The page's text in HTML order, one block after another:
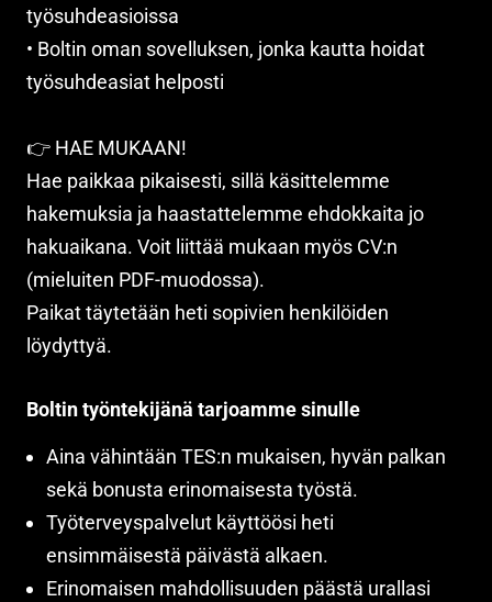
työsuhdeasioissa
• Boltin oman sovelluksen, jonka kautta hoidat
työsuhdeasiat helposti
👉 HAE MUKAAN!
Hae paikkaa pikaisesti, sillä käsittelemme
hakemuksia ja haastattelemme ehdokkaita jo
hakuaikana. Voit liittää mukaan myös CV:n
(mieluiten PDF-muodossa).
Paikat täytetään heti sopivien henkilöiden
löydyttyä.
Boltin työntekijänä tarjoamme sinulle
Aina vähintään TES:n mukaisen, hyvän palkan
sekä bonusta erinomaisesta työstä.
Työterveyspalvelut käyttöösi heti
ensimmäisestä päivästä alkaen.
Erinomaisen mahdollisuuden päästä urallasi